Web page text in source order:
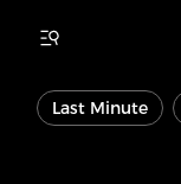
Last Minute